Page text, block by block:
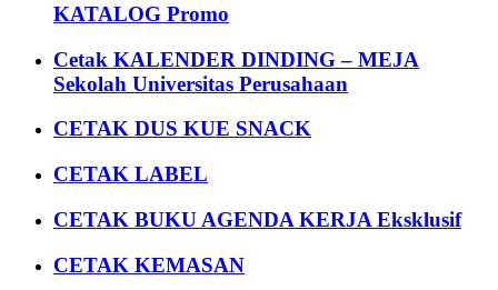
KATALOG Promo
Cetak KALENDER DINDING – MEJA
Sekolah Universitas Perusahaan
CETAK DUS KUE SNACK
CETAK LABEL
CETAK BUKU AGENDA KERJA Eksklusif
CETAK KEMASAN